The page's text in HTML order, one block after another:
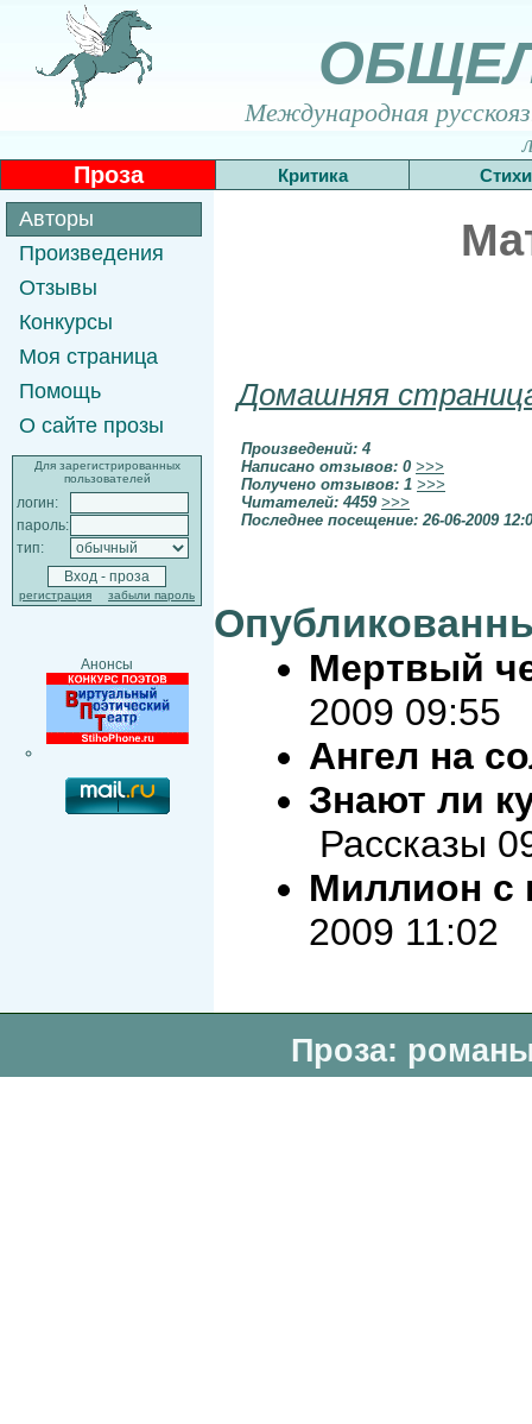
Международная
Проза Критика Стихи
Авторы
Произведения
Отзывы
Конкурсы
Моя страница
Помощь
О сайте прозы
Для зарегистрированных
пользователей
логин:
пароль:
тип:
регистрация забыли пароль
Анонсы
Домашняя
Произведений: 4
Написано отзывов: 0 >>>
Получено отзывов: 1 >>>
Читателей: 4459 >>>
Последнее посещение: 26-06-2009
Мертвый
2009 09:55
Ангел на
Знают ли
Рассказы
Миллион с
2009 11:02
Проза: